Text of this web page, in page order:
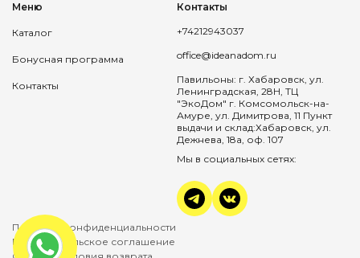
Меню
Каталог
Бонусная программа
Контакты
Контакты
+74212943037
office@ideanadom.ru
Павильоны: г. Хабаровск, ул.
Ленинградская, 28Н, ТЦ
"ЭкоДом" г. Комсомольск-на-
Амуре, ул. Димитрова, 11 Пункт
выдачи и склад:Хабаровск, ул.
Дежнева, 18а, оф. 107
Мы в социальных сетях:
Политика конфиденциальности
Пользовательское соглашение